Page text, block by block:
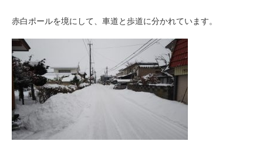
赤白ポールを境にして、車道と歩道に分かれています。